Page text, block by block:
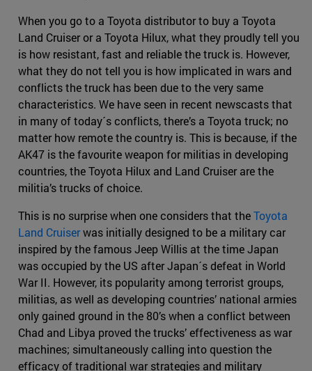
When you go to a Toyota distributor to buy a Toyota
Land Cruiser or a Toyota Hilux, what they proudly tell you
is how resistant, fast and reliable the truck is. However,
what they do not tell you is how implicated in wars and
conflicts the truck has been due to the very same
characteristics. We have seen in recent newscasts that
in many of today´s conflicts, there’s a Toyota truck; no
matter how remote the country is. This is because, if the
AK47 is the favourite weapon for militias in developing
countries, the Toyota Hilux and Land Cruiser are the
militia’s trucks of choice.
This is no surprise when one considers that theToyota
Land Cruiserwas initially designed to be a military car
inspired by the famous Jeep Willis at the time Japan
was occupied by the US after Japan´s defeat in World
War II. However, its popularity among terrorist groups,
militias, as well as developing countries’ national armies
only gained ground in the 80’s when a conflict between
Chad and Libya proved the trucks’ effectiveness as war
machines; simultaneously calling into question the
efficacy of traditional war strategies and military